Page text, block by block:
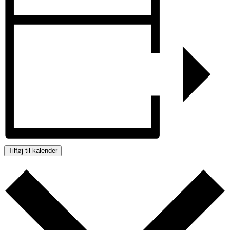
Tilføj til kalender